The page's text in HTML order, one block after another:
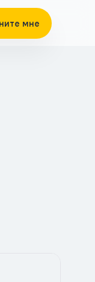
мне